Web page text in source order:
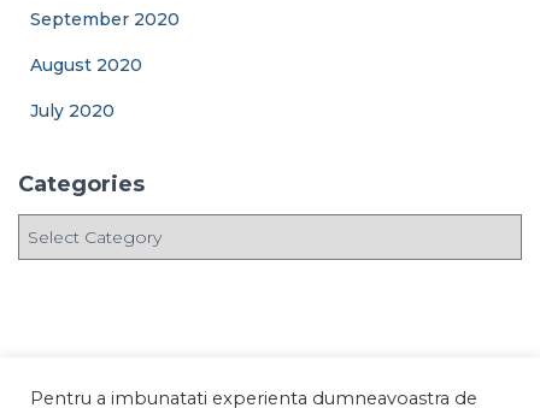
September 2020
August 2020
July 2020
Categories
Pentru a imbunatati experienta dumneavoastra de